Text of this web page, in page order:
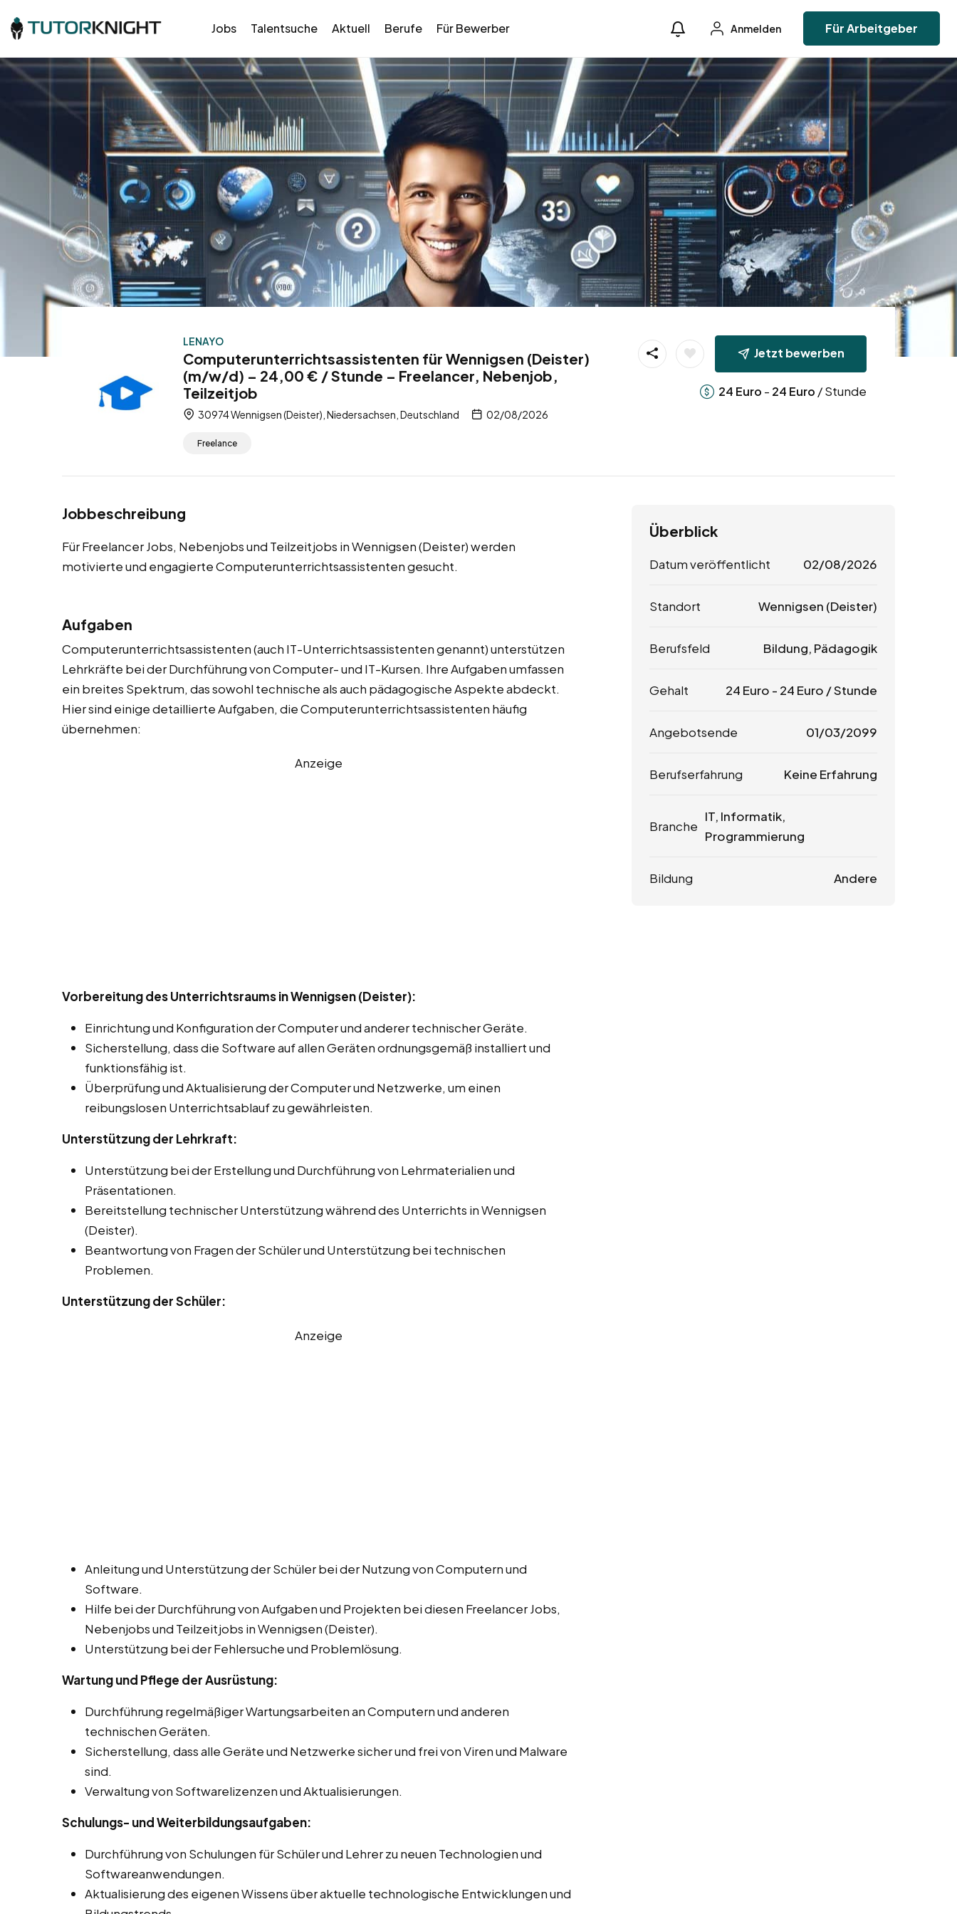
Jobs Talentsuche Aktuell Berufe Für Bewerber Anmelden Für Arbeitgeber
LENAYO
Computerunterrichtsassistenten für Wennigsen (Deister)
(m/w/d) – 24,00 € / Stunde – Freelancer, Nebenjob,
Teilzeitjob
30974 Wennigsen (Deister), Niedersachsen, Deutschland 02/08/2026
Freelance
Jetzt bewerben
24 Euro - 24 Euro / Stunde
Jobbeschreibung
Für Freelancer Jobs, Nebenjobs und Teilzeitjobs in Wennigsen (Deister) werden
motivierte und engagierte Computerunterrichtsassistenten gesucht.
Aufgaben
Computerunterrichtsassistenten (auch IT-Unterrichtsassistenten genannt) unterstützen
Lehrkräfte bei der Durchführung von Computer- und IT-Kursen. Ihre Aufgaben umfassen
ein breites Spektrum, das sowohl technische als auch pädagogische Aspekte abdeckt.
Hier sind einige detaillierte Aufgaben, die Computerunterrichtsassistenten häufig
übernehmen:
Anzeige
Vorbereitung des Unterrichtsraums in Wennigsen (Deister):
Einrichtung und Konfiguration der Computer und anderer technischer Geräte.
Sicherstellung, dass die Software auf allen Geräten ordnungsgemäß installiert und
funktionsfähig ist.
Überprüfung und Aktualisierung der Computer und Netzwerke, um einen
reibungslosen Unterrichtsablauf zu gewährleisten.
Unterstützung der Lehrkraft:
Unterstützung bei der Erstellung und Durchführung von Lehrmaterialien und
Präsentationen.
Bereitstellung technischer Unterstützung während des Unterrichts in Wennigsen
(Deister).
Beantwortung von Fragen der Schüler und Unterstützung bei technischen
Problemen.
Unterstützung der Schüler:
Anzeige
Anleitung und Unterstützung der Schüler bei der Nutzung von Computern und
Software.
Hilfe bei der Durchführung von Aufgaben und Projekten bei diesen Freelancer Jobs,
Nebenjobs und Teilzeitjobs in Wennigsen (Deister).
Unterstützung bei der Fehlersuche und Problemlösung.
Wartung und Pflege der Ausrüstung:
Durchführung regelmäßiger Wartungsarbeiten an Computern und anderen
technischen Geräten.
Sicherstellung, dass alle Geräte und Netzwerke sicher und frei von Viren und Malware
sind.
Verwaltung von Softwarelizenzen und Aktualisierungen.
Schulungs- und Weiterbildungsaufgaben:
Durchführung von Schulungen für Schüler und Lehrer zu neuen Technologien und
Softwareanwendungen.
Aktualisierung des eigenen Wissens über aktuelle technologische Entwicklungen und
Überblick
Datum veröffentlicht 02/08/2026
Standort Wennigsen (Deister)
Berufsfeld Bildung, Pädagogik
Gehalt 24 Euro - 24 Euro / Stunde
Angebotsende 01/03/2099
Berufserfahrung Keine Erfahrung
Branche
IT, Informatik,
Programmierung
Bildung Andere